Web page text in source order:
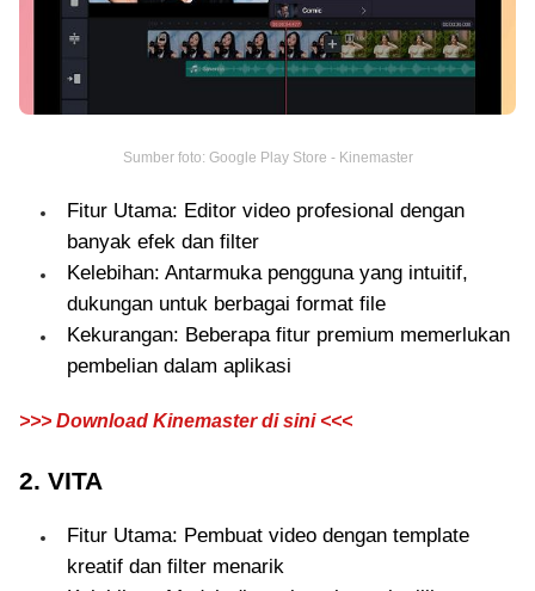
Sumber foto: Google Play Store - Kinemaster
Fitur Utama: Editor video profesional dengan
banyak efek dan filter
Kelebihan: Antarmuka pengguna yang intuitif,
dukungan untuk berbagai format file
Kekurangan: Beberapa fitur premium memerlukan
pembelian dalam aplikasi
>>> Download Kinemaster di sini <<<
2. VITA
Fitur Utama: Pembuat video dengan template
kreatif dan filter menarik